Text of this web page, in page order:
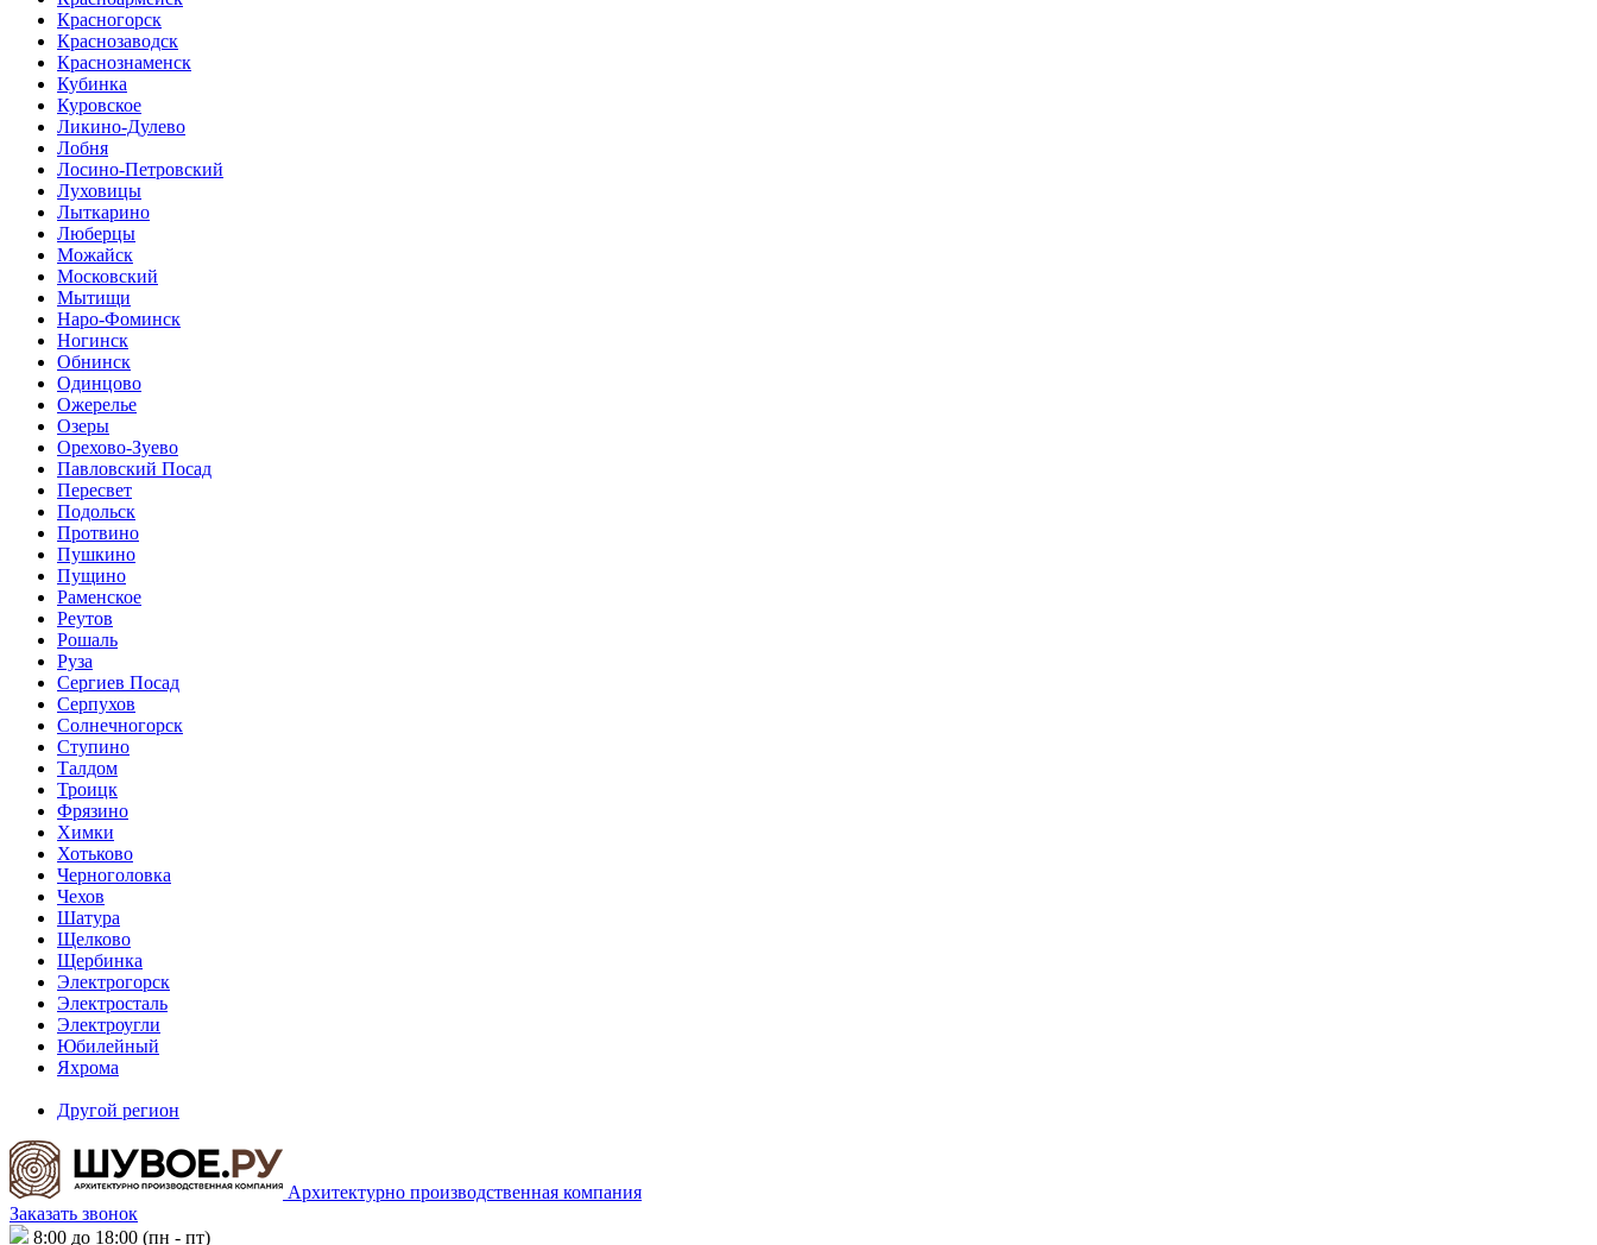
Красногорск
Краснозаводск
Краснознаменск
Кубинка
Куровское
Ликино-Дулево
Лобня
Лосино-Петровский
Луховицы
Лыткарино
Люберцы
Можайск
Московский
Мытищи
Наро-Фоминск
Ногинск
Обнинск
Одинцово
Ожерелье
Озеры
Орехово-Зуево
Павловский Посад
Пересвет
Подольск
Протвино
Пушкино
Пущино
Раменское
Реутов
Рошаль
Руза
Сергиев Посад
Серпухов
Солнечногорск
Ступино
Талдом
Троицк
Фрязино
Химки
Хотьково
Черноголовка
Чехов
Шатура
Щелково
Щербинка
Электрогорск
Электросталь
Электроугли
Юбилейный
Яхрома
Другой регион
Архитектурно производственная компания
Заказать звонок
8:00 до 18:00 (пн - пт)